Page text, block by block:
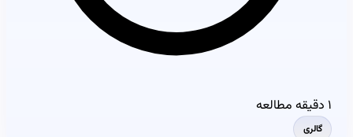
۱ دقیقه مطالعه
گالری